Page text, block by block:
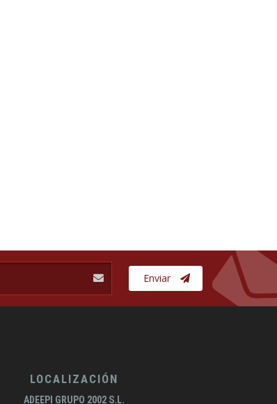
Enviar
LOCALIZACIÓN
ADEEPI GRUPO 2002 S.L.